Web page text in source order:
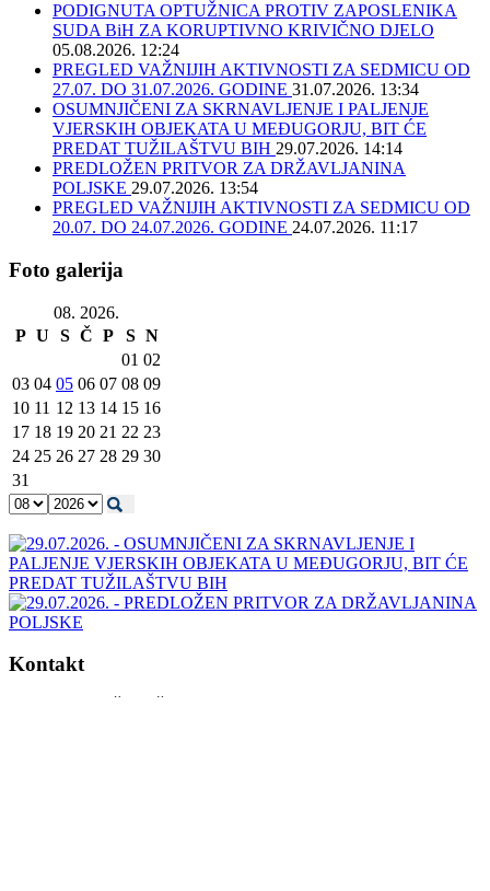
PODIGNUTA OPTUŽNICA PROTIV ZAPOSLENIKA
SUDA BiH ZA KORUPTIVNO KRIVIČNO DJELO
05.08.2026. 12:24
PREGLED VAŽNIJIH AKTIVNOSTI ZA SEDMICU OD
27.07. DO 31.07.2026. GODINE 31.07.2026. 13:34
OSUMNJIČENI ZA SKRNAVLJENJE I PALJENJE
VJERSKIH OBJEKATA U MEĐUGORJU, BIT ĆE
PREDAT TUŽILAŠTVU BIH 29.07.2026. 14:14
PREDLOŽEN PRITVOR ZA DRŽAVLJANINA
POLJSKE 29.07.2026. 13:54
PREGLED VAŽNIJIH AKTIVNOSTI ZA SEDMICU OD
20.07. DO 24.07.2026. GODINE 24.07.2026. 11:17
Foto galerija
08. 2026.
P U S Č P S N
01 02
03 04 05 06 07 08 09
10 11 12 13 14 15 16
17 18 19 20 21 22 23
24 25 26 27 28 29 30
31
Kontakt